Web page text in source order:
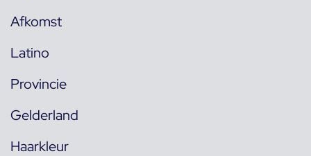
Afkomst
Latino
Provincie
Gelderland
Haarkleur